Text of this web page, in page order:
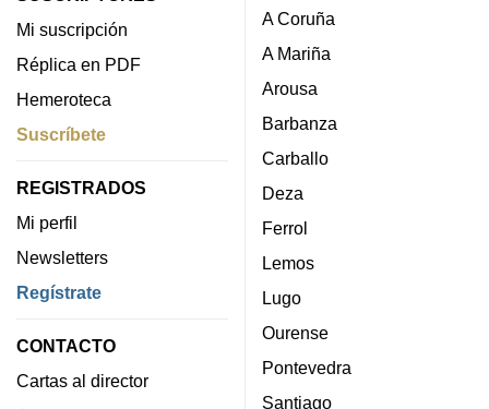
Mi suscripción
Réplica en PDF
Hemeroteca
Suscríbete
REGISTRADOS
Mi perfil
Newsletters
Regístrate
CONTACTO
Cartas al director
A Coruña
A Mariña
Arousa
Barbanza
Carballo
Deza
Ferrol
Lemos
Lugo
Ourense
Pontevedra
Santiago